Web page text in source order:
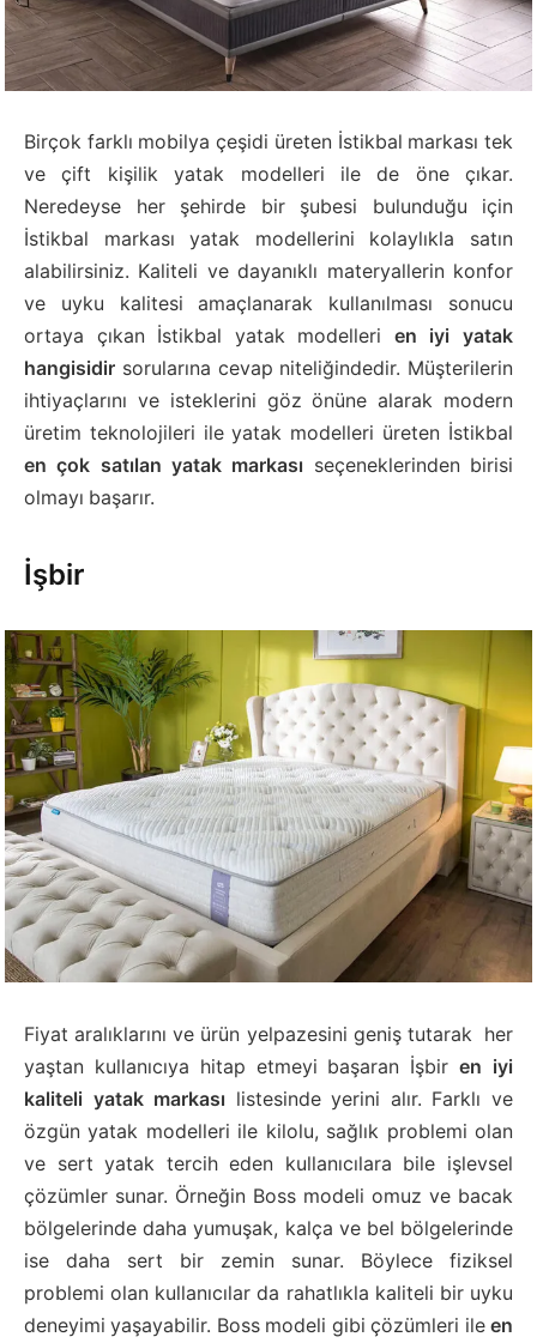
Birçok farklı mobilya çeşidi üreten İstikbal markası tek
ve çift kişilik yatak modelleri ile de öne çıkar.
Neredeyse her şehirde bir şubesi bulunduğu için
İstikbal markası yatak modellerini kolaylıkla satın
alabilirsiniz. Kaliteli ve dayanıklı materyallerin konfor
ve uyku kalitesi amaçlanarak kullanılması sonucu
ortaya çıkan İstikbal yatak modelleri en iyi yatak
hangisidir sorularına cevap niteliğindedir. Müşterilerin
ihtiyaçlarını ve isteklerini göz önüne alarak modern
üretim teknolojileri ile yatak modelleri üreten İstikbal
en çok satılan yatak markası seçeneklerinden birisi
olmayı başarır.
İşbir
Fiyat aralıklarını ve ürün yelpazesini geniş tutarak her
yaştan kullanıcıya hitap etmeyi başaran İşbiren iyi
kaliteli yatak markası listesinde yerini alır. Farklı ve
özgün yatak modelleri ile kilolu, sağlık problemi olan
ve sert yatak tercih eden kullanıcılara bile işlevsel
çözümler sunar. Örneğin Boss modeli omuz ve bacak
bölgelerinde daha yumuşak, kalça ve bel bölgelerinde
ise daha sert bir zemin sunar. Böylece fiziksel
problemi olan kullanıcılar da rahatlıkla kaliteli bir uyku
deneyimi yaşayabilir. Boss modeli gibi çözümleri ile en